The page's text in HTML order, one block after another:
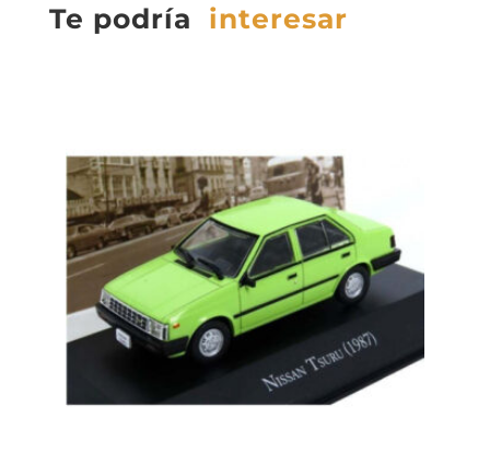
Te podría interesar